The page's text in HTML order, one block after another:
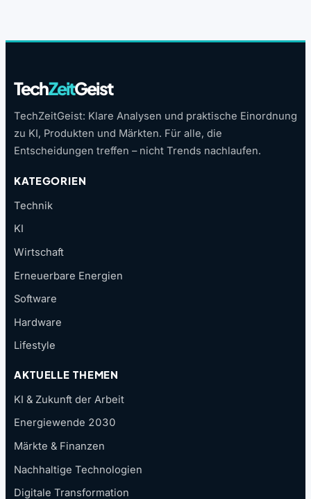
TechZeitGeist
TechZeitGeist: Klare Analysen und praktische Einordnung
zu KI, Produkten und Märkten. Für alle, die
Entscheidungen treffen – nicht Trends nachlaufen.
KATEGORIEN
Technik
KI
Wirtschaft
Erneuerbare Energien
Software
Hardware
Lifestyle
AKTUELLE THEMEN
KI & Zukunft der Arbeit
Energiewende 2030
Märkte & Finanzen
Nachhaltige Technologien
Digitale Transformation